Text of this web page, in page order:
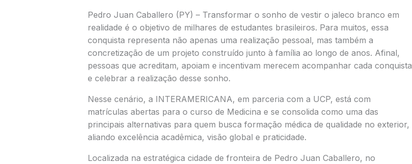
Pedro Juan Caballero (PY) – Transformar o sonho de vestir o jaleco branco em
realidade é o objetivo de milhares de estudantes brasileiros. Para muitos, essa
conquista representa não apenas uma realização pessoal, mas também a
concretização de um projeto construído junto à família ao longo de anos. Afinal,
pessoas que acreditam, apoiam e incentivam merecem acompanhar cada conquista
e celebrar a realização desse sonho.
Nesse cenário, a INTERAMERICANA, em parceria com a UCP, está com
matrículas abertas para o curso de Medicina e se consolida como uma das
principais alternativas para quem busca formação médica de qualidade no exterior,
aliando excelência acadêmica, visão global e praticidade.
Localizada na estratégica cidade de fronteira de Pedro Juan Caballero, no